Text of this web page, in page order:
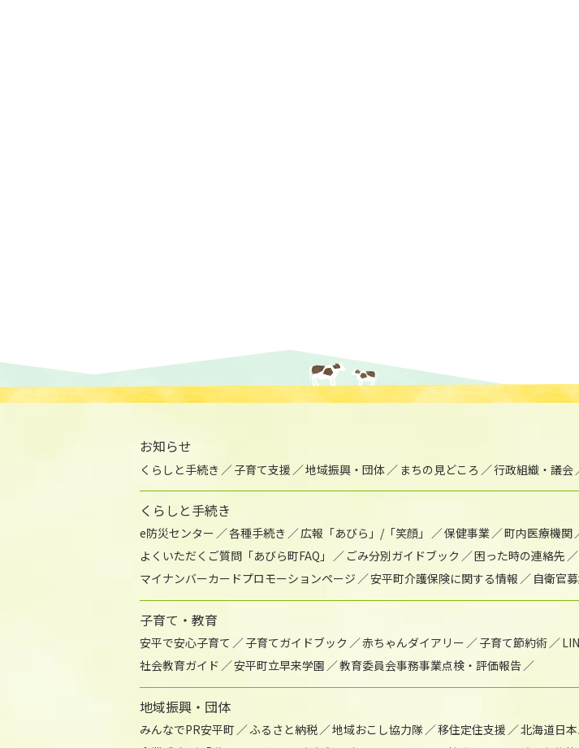
お知らせ
くらしと手続き 子育て支援 地域振興・団体 まちの見どころ 行政組織・議会
くらしと手続き
e防災センター 各種手続き 広報「あびら」/「笑顔」 保健事業 町内医療機関
よくいただくご質問「あびら町FAQ」
ごみ分別ガイドブック 困った時の連絡先
マイナンバーカードプロモーションページ
安平町介護保険に関する情報 自衛官
子育て・教育
安平で安心子育て 子育てガイドブック 赤ちゃんダイアリー 子育て節約術
社会教育ガイド
安平町立早来学園 教育委員会事務事業点検・評価報告
地域振興・団体
みんなでPR安平町 ふるさと納税 地域おこし協力隊 移住定住支援 北海道日